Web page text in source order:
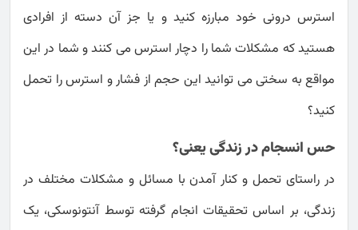
استرس درونی خود مبارزه کنید و یا جز آن دسته از افرادی
هستید که مشکلات شما را دچار استرس می کنند و شما در این
مواقع به سختی می توانید این حجم از فشار و استرس را تحمل
کنید؟
حس انسجام در زندگی یعنی؟
در راستای تحمل و کنار آمدن با مسائل و مشکلات مختلف در
زندگی، بر اساس تحقیقات انجام گرفته توسط آنتونوسکی، یک